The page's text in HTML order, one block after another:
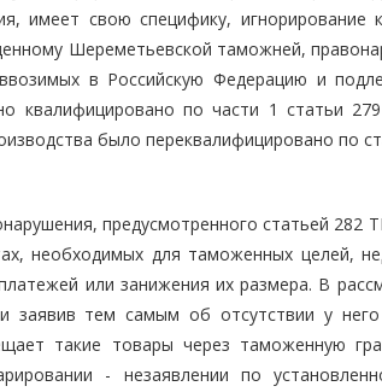
имеет свою специфику, игнорирование
Шереметьевской таможней,
в Российскую Федерацию и
квалифицировано по части 1 статьи
было переквалифицировано по
предусмотренного статьей 282
необходимых для таможенных целей,
или занижения их размера. В
заявив тем самым об отсутствии у
такие товары через таможенную
- незаявлении по